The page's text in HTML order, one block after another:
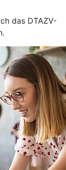
das DTAZV-